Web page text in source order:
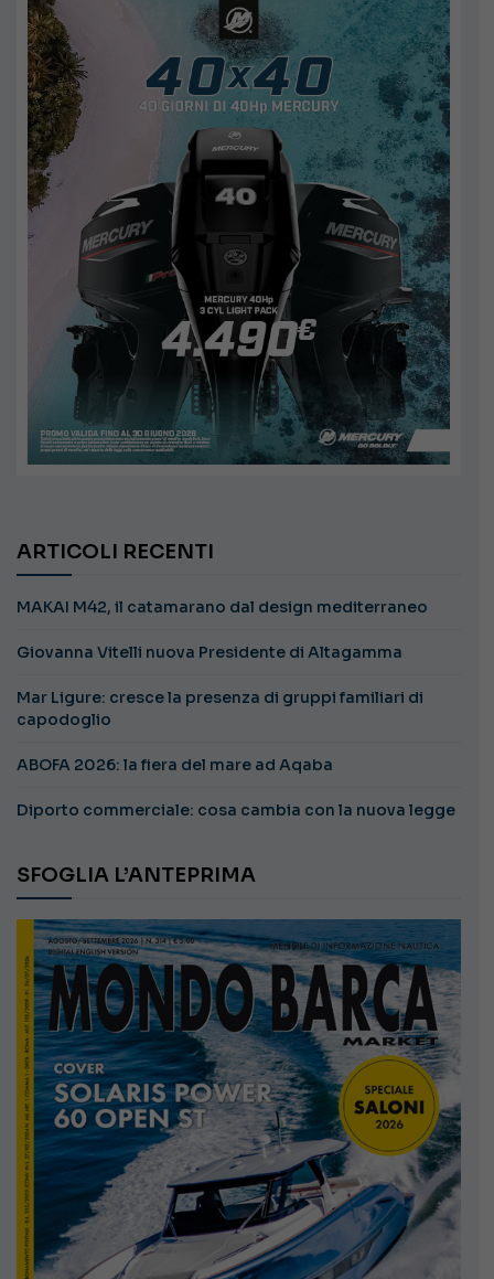
ARTICOLI RECENTI
MAKAI M42, il catamarano dal design mediterraneo
Giovanna Vitelli nuova Presidente di Altagamma
Mar Ligure: cresce la presenza di gruppi familiari di
capodoglio
ABOFA 2026: la fiera del mare ad Aqaba
Diporto commerciale: cosa cambia con la nuova legge
SFOGLIA L’ANTEPRIMA